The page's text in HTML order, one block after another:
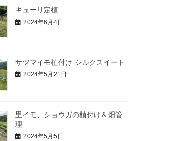
キューリ定植
2024年6月4日
サツマイモ植付け-シルクスイート
2024年5月21日
里イモ、ショウガの植付け＆畑管
理
2024年5月5日